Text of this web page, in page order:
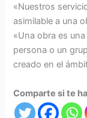
«Nuestros
asimilable a una
«Una obra es
persona o un
creado en el
Comparte si te